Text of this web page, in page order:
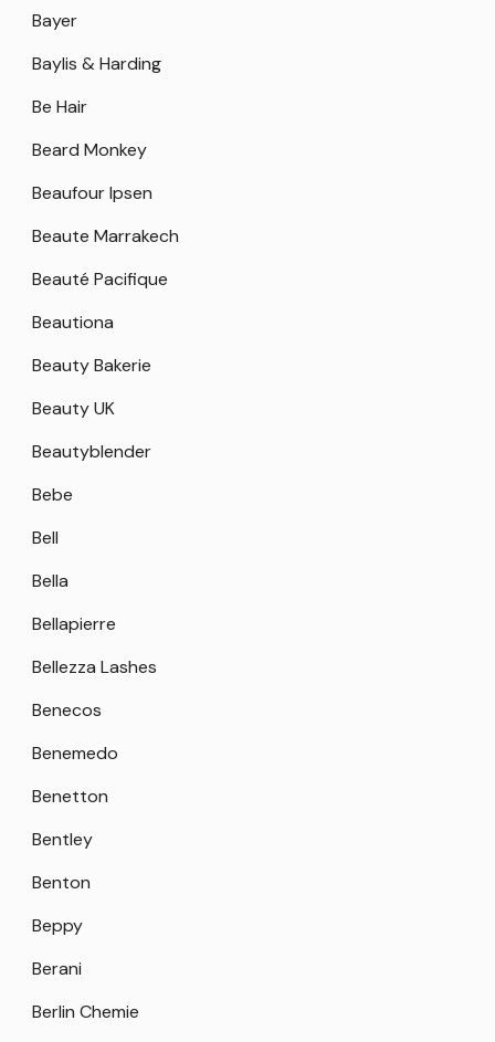
Bayer
Baylis & Harding
Be Hair
Beard Monkey
Beaufour Ipsen
Beaute Marrakech
Beauté Pacifique
Beautiona
Beauty Bakerie
Beauty UK
Beautyblender
Bebe
Bell
Bella
Bellapierre
Bellezza Lashes
Benecos
Benemedo
Benetton
Bentley
Benton
Beppy
Berani
Berlin Chemie